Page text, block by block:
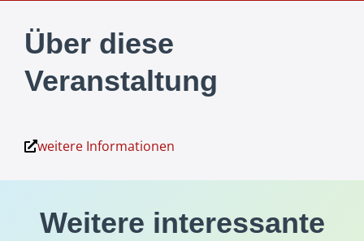
Über diese
Veranstaltung
weitere Informationen
Weitere interessante